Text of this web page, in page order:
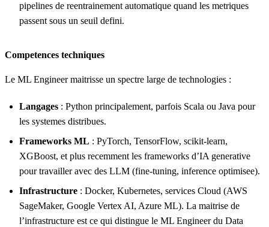
pipelines de reentrainement automatique quand les metriques
passent sous un seuil defini.
Competences techniques
Le ML Engineer maitrisse un spectre large de technologies :
Langages : Python principalement, parfois Scala ou Java pour
les systemes distribues.
Frameworks ML : PyTorch, TensorFlow, scikit-learn,
XGBoost, et plus recemment les frameworks d’IA generative
pour travailler avec des LLM (fine-tuning, inference optimisee).
Infrastructure : Docker, Kubernetes, services Cloud (AWS
SageMaker, Google Vertex AI, Azure ML). La maitrise de
l’infrastructure est ce qui distingue le ML Engineer du Data